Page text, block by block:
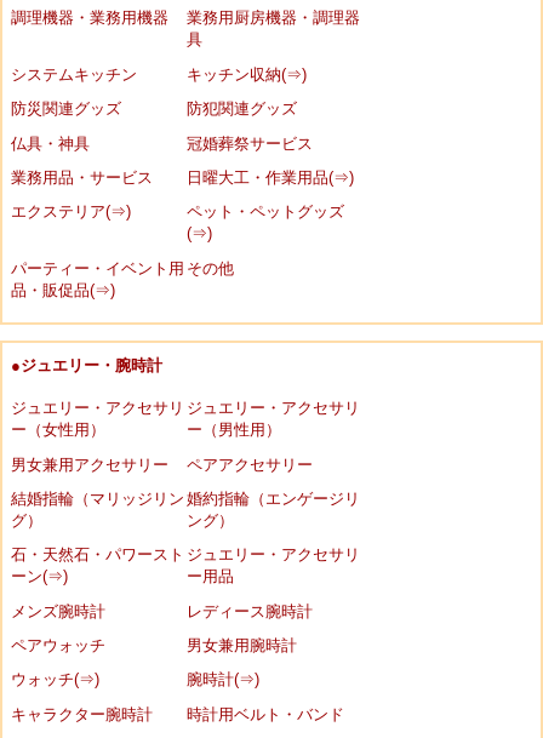
調理機器・業務用機器
業務用厨房機器・調理器
具
システムキッチン
キッチン収納(⇒)
防災関連グッズ
防犯関連グッズ
仏具・神具
冠婚葬祭サービス
業務用品・サービス
日曜大工・作業用品(⇒)
エクステリア(⇒)
ペット・ペットグッズ
(⇒)
パーティー・イベント用
品・販促品(⇒)
その他
●ジュエリー・腕時計
ジュエリー・アクセサリ
ー（女性用）
ジュエリー・アクセサリ
ー（男性用）
男女兼用アクセサリー
ペアアクセサリー
結婚指輪（マリッジリン
グ）
婚約指輪（エンゲージリ
ング）
石・天然石・パワースト
ーン(⇒)
ジュエリー・アクセサリ
ー用品
メンズ腕時計
レディース腕時計
ペアウォッチ
男女兼用腕時計
ウォッチ(⇒)
腕時計(⇒)
キャラクター腕時計
時計用ベルト・バンド